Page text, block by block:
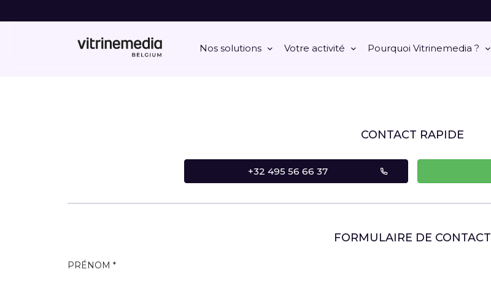
Nos solutions Votre activité Pourquoi Vitrinemedia ?
CONTACT RAPIDE
+32 495 56 66 37
FORMULAIRE DE CONTACT
PRÉNOM *